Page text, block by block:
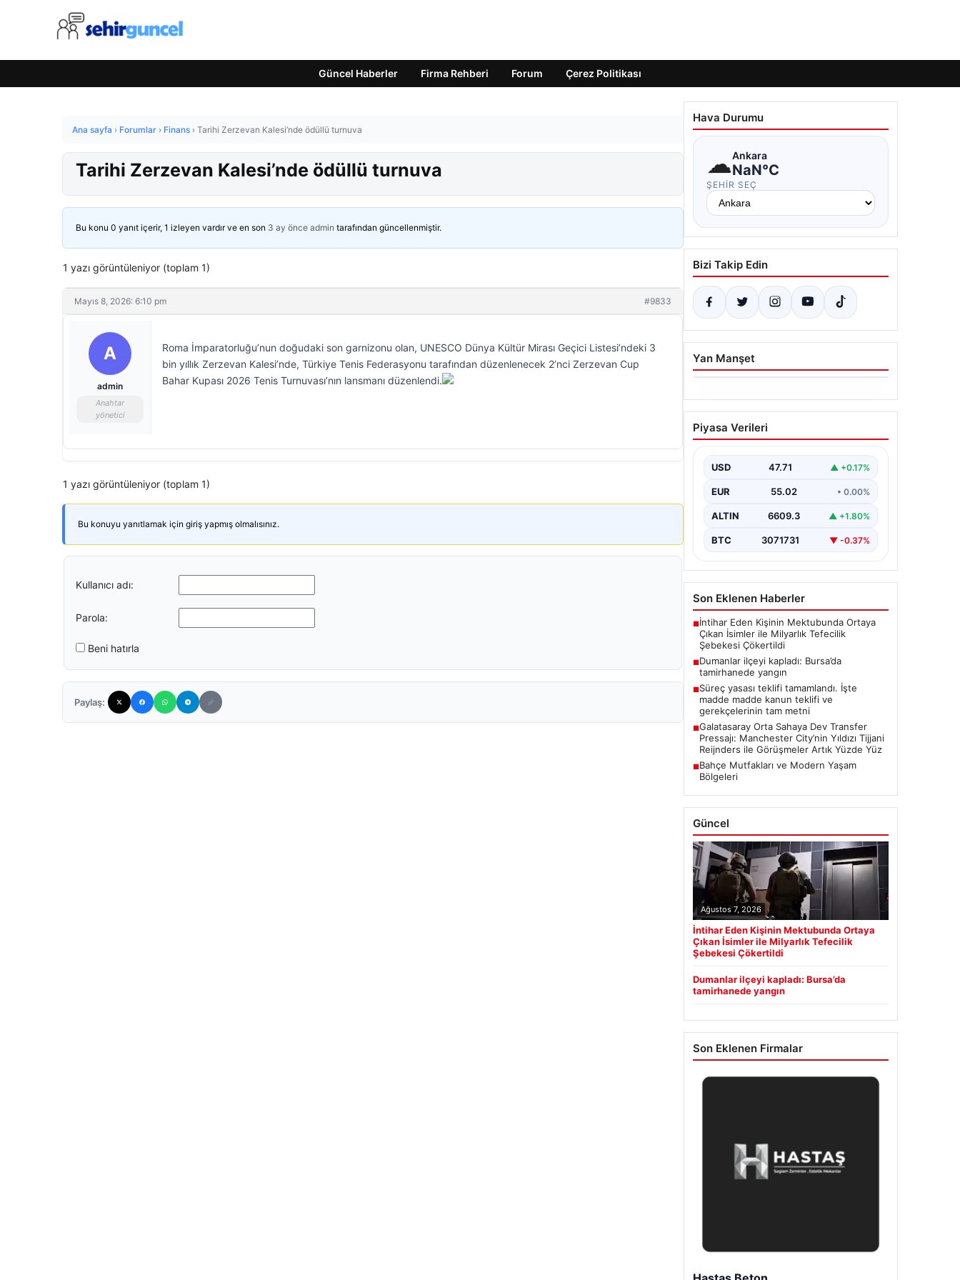
Güncel Haberler Firma Rehberi Forum Çerez Politikası
Ana sayfa › Forumlar › Finans › Tarihi Zerzevan Kalesi’nde ödüllü turnuva
Tarihi Zerzevan Kalesi’nde ödüllü turnuva
Bu konu 0 yanıt içerir, 1 izleyen vardır ve en son 3 ay önce admin tarafından güncellenmiştir.
1 yazı görüntüleniyor (toplam 1)
Mayıs 8, 2026: 6:10 pm #9833
A
admin
Anahtar
yönetici
Roma İmparatorluğu’nun doğudaki son garnizonu olan, UNESCO Dünya Kültür Mirası Geçici Listesi’ndeki 3
bin yıllık Zerzevan Kalesi’nde, Türkiye Tenis Federasyonu tarafından düzenlenecek 2’nci Zerzevan Cup
Bahar Kupası 2026 Tenis Turnuvası’nın lansmanı düzenlendi.
1 yazı görüntüleniyor (toplam 1)
Bu konuyu yanıtlamak için giriş yapmış olmalısınız.
Kullanıcı adı:
Parola:
Beni hatırla
Paylaş:
Hava Durumu
☁Ankara
NaN°C
ŞEHIR SEÇ
Bizi Takip Edin
Yan Manşet
06.08.2026
Dumanlar ilçeyi kapladı:
Bursa’da tamirhanede
Piyasa Verileri
USD 47.71 ▲ +0.17%
EUR 55.02 • 0.00%
ALTIN 6609.3 ▲ +1.80%
BTC 3071731 ▼ -0.37%
Son Eklenen Haberler
■İntihar Eden Kişinin Mektubunda Ortaya
Çıkan İsimler ile Milyarlık Tefecilik
Şebekesi Çökertildi
■Dumanlar ilçeyi kapladı: Bursa’da
tamirhanede yangın
■Süreç yasası teklifi tamamlandı. İşte
madde madde kanun teklifi ve
gerekçelerinin tam metni
■Galatasaray Orta Sahaya Dev Transfer
Pressajı: Manchester City’nin Yıldızı Tijjani
Reijnders ile Görüşmeler Artık Yüzde Yüz
■Bahçe Mutfakları ve Modern Yaşam
Bölgeleri
Güncel
Ağustos 7, 2026
İntihar Eden Kişinin Mektubunda Ortaya
Çıkan İsimler ile Milyarlık Tefecilik
Şebekesi Çökertildi
Dumanlar ilçeyi kapladı: Bursa’da
tamirhanede yangın
Son Eklenen Firmalar